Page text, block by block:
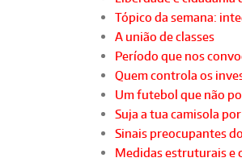
Tópico da semana:
A união de classes
Período que nos
Quem controla os
Um futebol que não
Suja a tua camisola
Sinais preocupantes
Medidas estruturais e